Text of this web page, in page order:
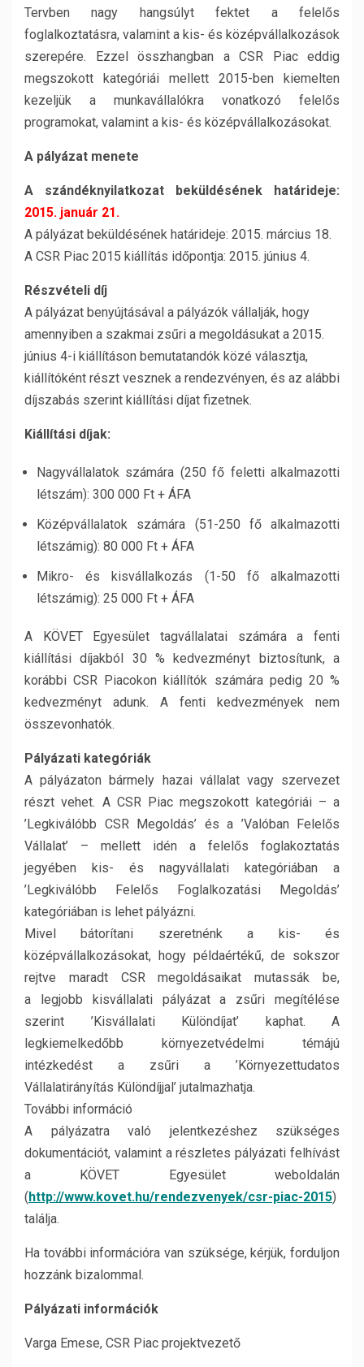
Tervben nagy hangsúlyt fektet a felelős
foglalkoztatásra, valamint a kis- és középvállalkozások
szerepére. Ezzel összhangban a CSR Piac eddig
megszokott kategóriái mellett 2015-ben kiemelten
kezeljük a munkavállalókra vonatkozó felelős
programokat, valamint a kis- és középvállalkozásokat.
A pályázat menete
A szándéknyilatkozat beküldésének határideje:
2015. január 21.
A pályázat beküldésének határideje: 2015. március 18.
A CSR Piac 2015 kiállítás időpontja: 2015. június 4.
Részvételi díj
A pályázat benyújtásával a pályázók vállalják, hogy
amennyiben a szakmai zsűri a megoldásukat a 2015.
június 4-i kiállításon bemutatandók közé választja,
kiállítóként részt vesznek a rendezvényen, és az alábbi
díjszabás szerint kiállítási díjat fizetnek.
Kiállítási díjak:
Nagyvállalatok számára (250 fő feletti alkalmazotti
létszám): 300 000 Ft + ÁFA
Középvállalatok számára (51-250 fő alkalmazotti
létszámig): 80 000 Ft + ÁFA
Mikro- és kisvállalkozás (1-50 fő alkalmazotti
létszámig): 25 000 Ft + ÁFA
A KÖVET Egyesület tagvállalatai számára a fenti
kiállítási díjakból 30 % kedvezményt biztosítunk, a
korábbi CSR Piacokon kiállítók számára pedig 20 %
kedvezményt adunk. A fenti kedvezmények nem
összevonhatók.
Pályázati kategóriák
A pályázaton bármely hazai vállalat vagy szervezet
részt vehet. A CSR Piac megszokott kategóriái – a
’Legkiválóbb CSR Megoldás’ és a ’Valóban Felelős
Vállalat’ – mellett idén a felelős foglakoztatás
jegyében kis- és nagyvállalati kategóriában a
’Legkiválóbb Felelős Foglalkozatási Megoldás’
kategóriában is lehet pályázni.
Mivel bátorítani szeretnénk a kis- és
középvállalkozásokat, hogy példaértékű, de sokszor
rejtve maradt CSR megoldásaikat mutassák be,
a legjobb kisvállalati pályázat a zsűri megítélése
szerint ’Kisvállalati Különdíjat’ kaphat. A
legkiemelkedőbb környezetvédelmi témájú
intézkedést a zsűri a ’Környezettudatos
Vállalatirányítás Különdíjjal’ jutalmazhatja.
További információ
A pályázatra való jelentkezéshez szükséges
dokumentációt, valamint a részletes pályázati felhívást
a KÖVET Egyesület weboldalán
(http://www.kovet.hu/rendezvenyek/csr-piac-2015)
találja.
Ha további információra van szüksége, kérjük, forduljon
hozzánk bizalommal.
Pályázati információk
Varga Emese, CSR Piac projektvezető